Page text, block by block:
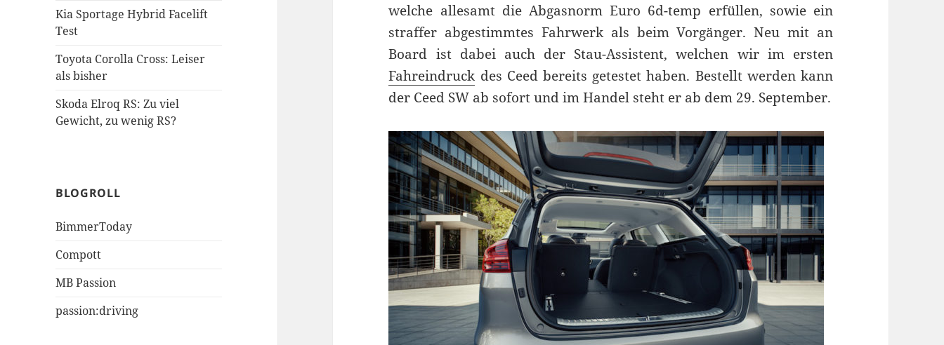
Kia Sportage Hybrid Facelift
Test
Toyota Corolla Cross: Leiser
als bisher
Skoda Elroq RS: Zu viel
Gewicht, zu wenig RS?
BLOGROLL
BimmerToday
Compott
MB Passion
passion:driving
welche allesamt die Abgasnorm Euro 6d-temp erfüllen, sowie ein
straffer abgestimmtes Fahrwerk als beim Vorgänger. Neu mit an
Board ist dabei auch der Stau-Assistent, welchen wir im ersten
Fahreindruck des Ceed bereits getestet haben. Bestellt werden kann
der Ceed SW ab sofort und im Handel steht er ab dem 29. September.